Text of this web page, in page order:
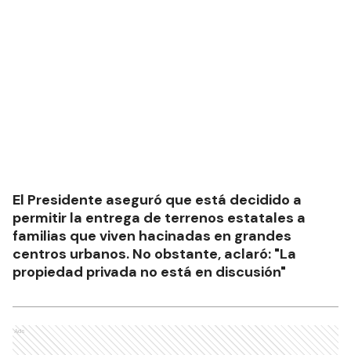
El Presidente aseguró que está decidido a
permitir la entrega de terrenos estatales a
familias que viven hacinadas en grandes
centros urbanos. No obstante, aclaró: "La
propiedad privada no está en discusión"
Ads